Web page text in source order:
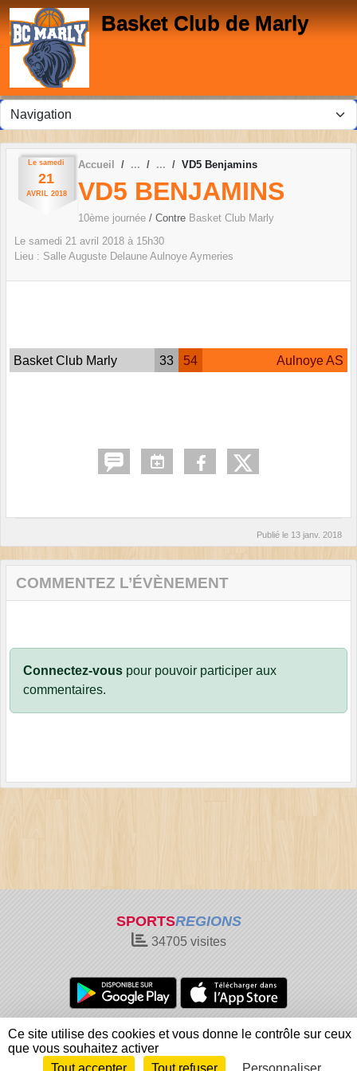
Basket Club de Marly
Le samedi
21
AVRIL 2018
Accueil VD5 Benjamins
VD5 BENJAMINS
10ème journée / Contre Basket Club Marly
Le samedi 21 avril 2018 à 15h30
Lieu : Salle Auguste Delaune Aulnoye Aymeries
Basket Club Marly 33 54 Aulnoye AS
Publié le 13 janv. 2018
COMMENTEZ L’ÉVÈNEMENT
Connectez-vous pour pouvoir participer aux
commentaires.
SPORTSREGIONS
34705visites
Charte cookies
Gestion des cookies
Informations légales
Signaler un contenu inapproprié
Panneau de gestion des cookies
Ce site utilise des cookies et vous donne le contrôle sur ceux
que vous souhaitez activer
Tout accepter
Tout refuser Personnaliser